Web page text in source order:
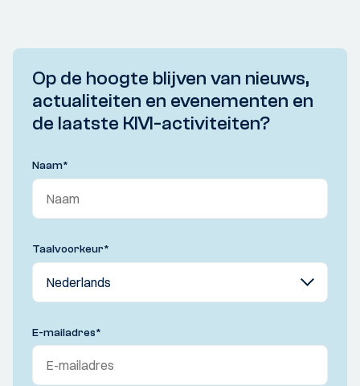
Op de hoogte blijven van nieuws,
actualiteiten en evenementen en
de laatste KIVI-activiteiten?
Naam*
Taalvoorkeur*
E-mailadres*